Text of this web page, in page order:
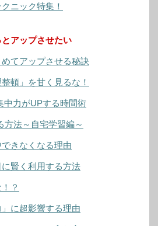
ニック特集！
アップさせたい
てアップさせる秘訣
頓」を甘く見るな！
中力がUPする時間術
方法～自宅学習編～
きなくなる理由
賢く利用する方法
？
」に超影響する理由